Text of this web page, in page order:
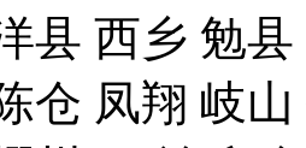
县 西乡 勉
仓 凤翔 岐